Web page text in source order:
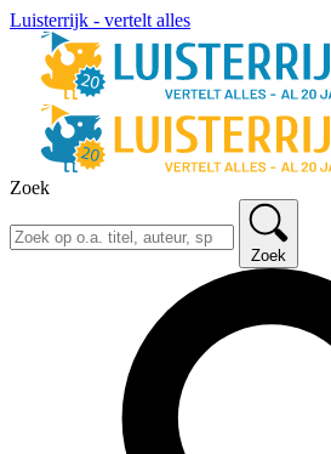
Luisterrijk - vertelt alles
Zoek
Zoek